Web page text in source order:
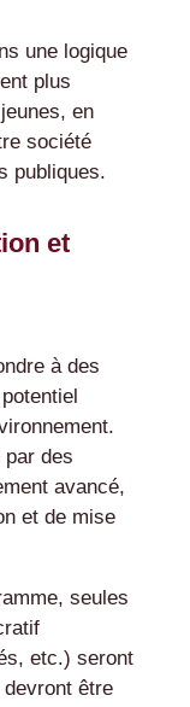
une logique
plus
en
société
publiques.
et
à des
par des
avancé,
et de mise
seules
etc.) seront
être